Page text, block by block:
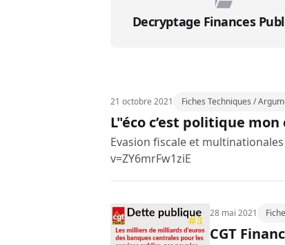
Decryptage Finances
21 octobre 2021 Fiches Techniques /
L"éco c’est politique mon
Evasion fiscale et
v=ZY6mrFw1ziE
28 mai 2021
CGT